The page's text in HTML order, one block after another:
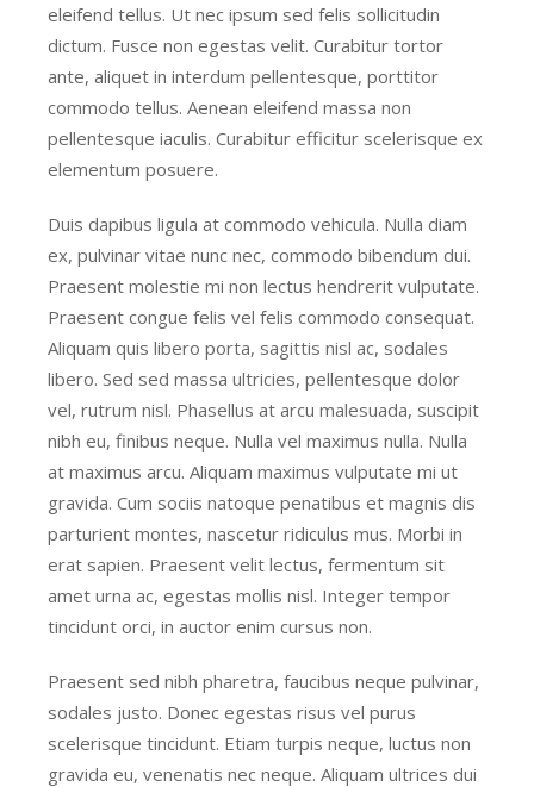
eleifend tellus. Ut nec ipsum sed felis sollicitudin
dictum. Fusce non egestas velit. Curabitur tortor
ante, aliquet in interdum pellentesque, porttitor
commodo tellus. Aenean eleifend massa non
pellentesque iaculis. Curabitur efficitur scelerisque ex
elementum posuere.
Duis dapibus ligula at commodo vehicula. Nulla diam
ex, pulvinar vitae nunc nec, commodo bibendum dui.
Praesent molestie mi non lectus hendrerit vulputate.
Praesent congue felis vel felis commodo consequat.
Aliquam quis libero porta, sagittis nisl ac, sodales
libero. Sed sed massa ultricies, pellentesque dolor
vel, rutrum nisl. Phasellus at arcu malesuada, suscipit
nibh eu, finibus neque. Nulla vel maximus nulla. Nulla
at maximus arcu. Aliquam maximus vulputate mi ut
gravida. Cum sociis natoque penatibus et magnis dis
parturient montes, nascetur ridiculus mus. Morbi in
erat sapien. Praesent velit lectus, fermentum sit
amet urna ac, egestas mollis nisl. Integer tempor
tincidunt orci, in auctor enim cursus non.
Praesent sed nibh pharetra, faucibus neque pulvinar,
sodales justo. Donec egestas risus vel purus
scelerisque tincidunt. Etiam turpis neque, luctus non
gravida eu, venenatis nec neque. Aliquam ultrices dui